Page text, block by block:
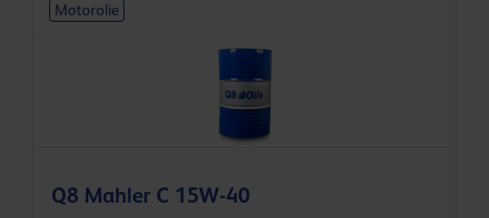
Motorolie
Q8 Mahler C 15W-40